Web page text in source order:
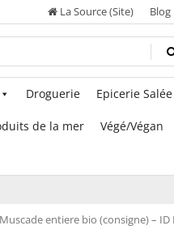
La Source (Site) Blog
Droguerie Epicerie Salée
de la mer Végé/Végan
Muscade entiere bio (consigne) – ID